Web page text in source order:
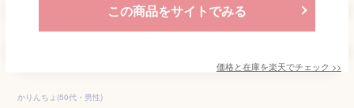
この商品をサイトでみる
価格と在庫を楽天でチェック >>
かりんちょ(50代・男性)